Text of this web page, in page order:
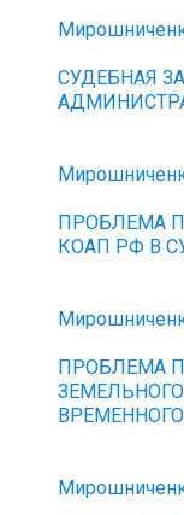
СУДЕБНАЯ
ПРОБЛЕМА
КОАП РФ В
ПРОБЛЕМА